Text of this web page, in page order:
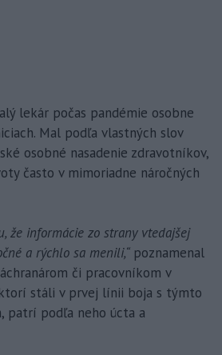
lekár počas pandémie osobne
Mal podľa vlastných slov
osobné nasadenie zdravotníkov,
často v mimoriadne náročných
že informácie zo strany vtedajšej
a rýchlo sa menili,“ poznamenal
či pracovníkom v
stáli v prvej línii boja s týmto
patrí podľa neho úcta a